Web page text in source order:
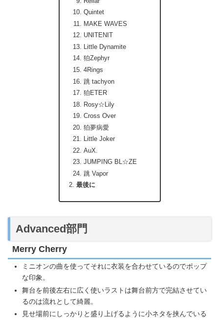
Quintet
MAKE WAVES
UNITENIT
Little Dynamite
狛Zephyr
4Rings
跳 tachyon
狛ETER
Rosy☆Lily
Cross Over
狛夢病愛
Little Joker
AuX.
JUMPING BL☆ZE
跳 Vapor
最後に
Advanced部門
Merry Cherry
ミニオンの曲を使ってそれに衣装を合わせているのでポップ
な印象。
舞台を前後左右に広く使いラストは舞台前方で完結させてい
るのは流れとして綺麗。
見せ場前にしっかりと盛り上げるように小ネタを挟んでいる